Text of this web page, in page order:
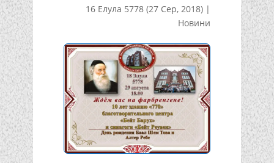
16 Елула 5778 (27 Сер, 2018) |
Новини